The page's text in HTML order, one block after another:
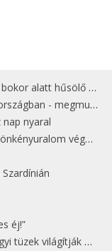
cicát Kisorosziban
a 15 legjobbat
nyaral
végét jelentette
éj!”
meg Zugspitzét